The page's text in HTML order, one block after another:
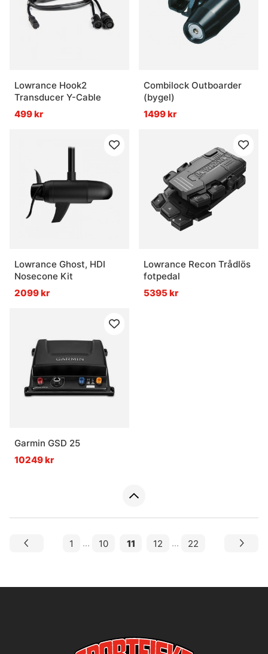
Lowrance Hook2
Transducer Y-Cable
499 kr
Combilock Outboarder
(bygel)
1499 kr
Lowrance Ghost, HDI
Nosecone Kit
2099 kr
Lowrance Recon Trådlös
fotpedal
5395 kr
Garmin GSD 25
10249 kr
1 ... 10 11 12 ... 22